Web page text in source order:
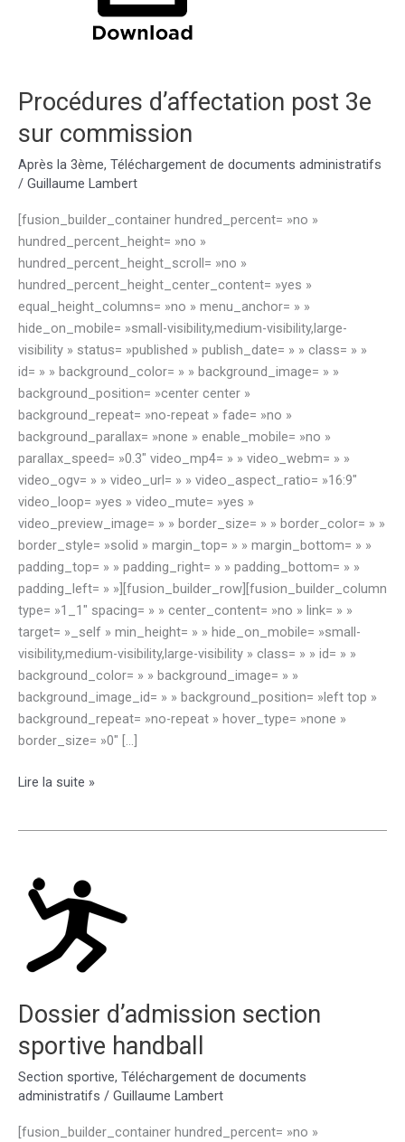
Procédures d’affectation post 3e
sur commission
Après la 3ème, Téléchargement de documents administratifs
/ Guillaume Lambert
[fusion_builder_container hundred_percent= »no »
hundred_percent_height= »no »
hundred_percent_height_scroll= »no »
hundred_percent_height_center_content= »yes »
equal_height_columns= »no » menu_anchor= » »
hide_on_mobile= »small-visibility,medium-visibility,large-
visibility » status= »published » publish_date= » » class= » »
id= » » background_color= » » background_image= » »
background_position= »center center »
background_repeat= »no-repeat » fade= »no »
background_parallax= »none » enable_mobile= »no »
parallax_speed= »0.3″ video_mp4= » » video_webm= » »
video_ogv= » » video_url= » » video_aspect_ratio= »16:9″
video_loop= »yes » video_mute= »yes »
video_preview_image= » » border_size= » » border_color= » »
border_style= »solid » margin_top= » » margin_bottom= » »
padding_top= » » padding_right= » » padding_bottom= » »
padding_left= » »][fusion_builder_row][fusion_builder_column
type= »1_1″ spacing= » » center_content= »no » link= » »
target= »_self » min_height= » » hide_on_mobile= »small-
visibility,medium-visibility,large-visibility » class= » » id= » »
background_color= » » background_image= » »
background_image_id= » » background_position= »left top »
background_repeat= »no-repeat » hover_type= »none »
border_size= »0″ […]
Procédures
commission
Lire la suite »
Dossier d’admission section
sportive handball
Section sportive, Téléchargement de documents
administratifs / Guillaume Lambert
[fusion_builder_container hundred_percent= »no »